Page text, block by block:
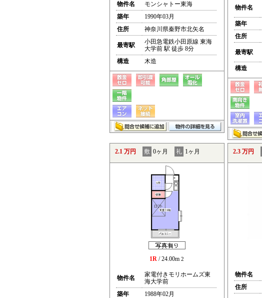
物件名
モンシャトー東海
築年
1990年03月
住所
神奈川県秦野市北矢名
最寄駅
小田急電鉄小田原線 東海
大学前 駅 徒歩 8分
構造
木造
物件名
築年
住所
最寄駅
構造
2.1 万円 敷 0ヶ月 礼 1ヶ月
1R / 24.00m 2
物件名
家電付きモリホームズ東
海大学前
築年
1988年02月
2.3 万円
物件名
住所